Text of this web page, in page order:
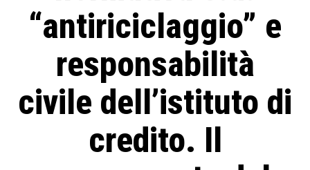
“antiriciclaggio” e
responsabilità
civile dell’istituto di
credito. Il